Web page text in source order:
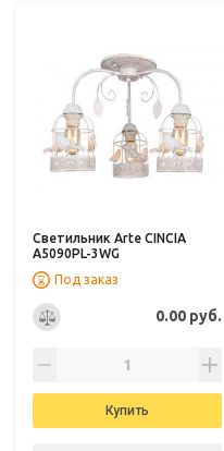
Светильник Arte CINCIA
A5090PL-3WG
Под заказ
0.00 руб.
Купить